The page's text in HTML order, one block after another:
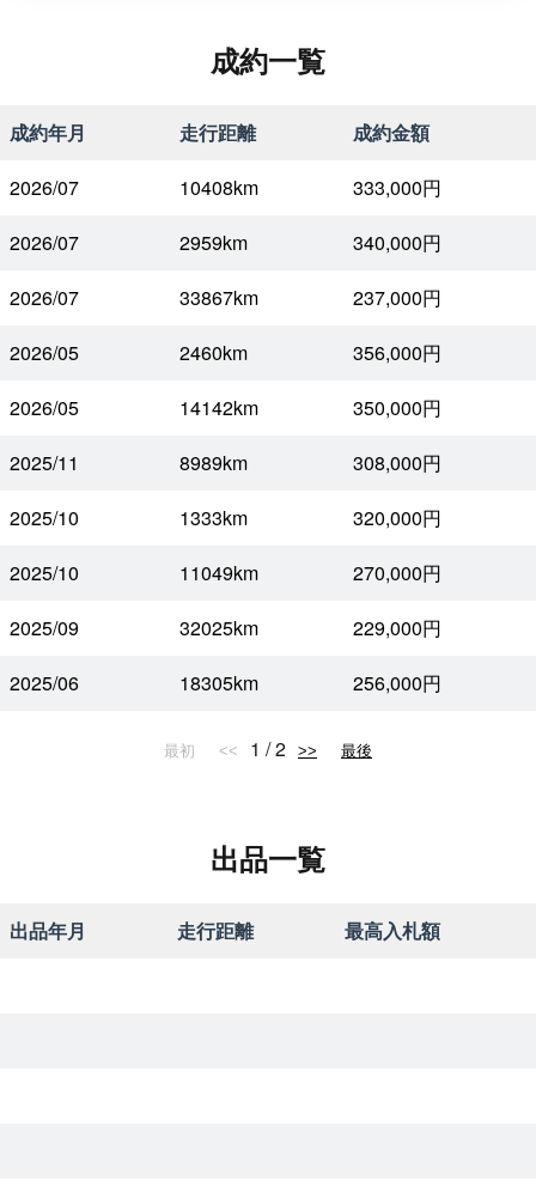
成約一覧
成約年月 走行距離
成約金額
2026/07
10408km
333,000円
2026/07
2959km
340,000円
2026/07
33867km
237,000円
2026/05
2460km
356,000円
2026/05
14142km
350,000円
2025/11
8989km
308,000円
2025/10
1333km
320,000円
2025/10
11049km
270,000円
2025/09
32025km
229,000円
2025/06
18305km 256,000円
最初 << 1 / 2 >> 最後
出品一覧
出品年月 走行距離 最高入札額